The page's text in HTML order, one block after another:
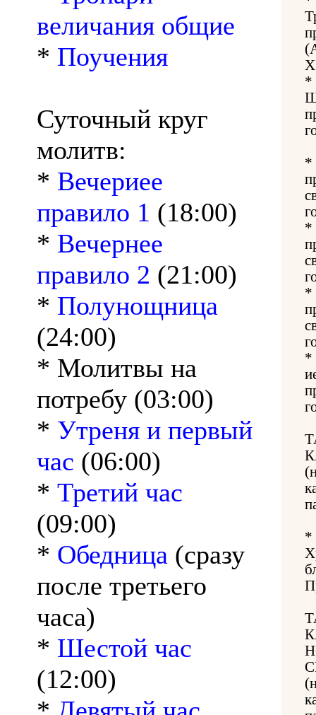
величания общие
* Поучения
Суточный круг
молитв:
* Вечериее
правило 1 (18:00)
* Вечернее
правило 2 (21:00)
* Полунощница
(24:00)
* Молитвы на
потребу (03:00)
* Утреня и первый
час (06:00)
* Третий час
(09:00)
* Обедница (сразу
после третьего
часа)
* Шестой час
(12:00)
*
*
*
*
*
*